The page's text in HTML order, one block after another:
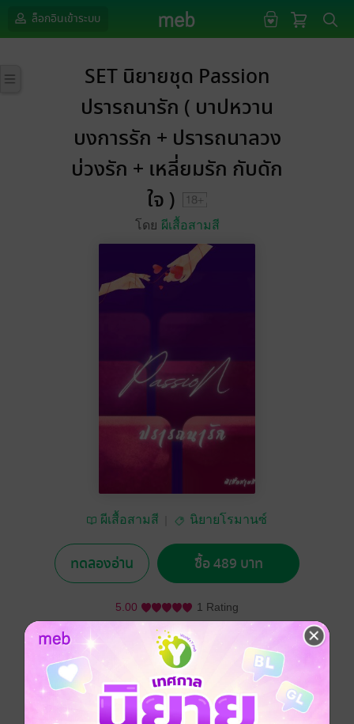
ล็อกอินเข้าระบบ
SET นิยายชุด Passion
ปรารถนารัก ( บาปหวาน
บงการรัก + ปรารถนาลวง
บ่วงรัก + เหลี่ยมรัก กับดัก
ใจ )
โดย ผีเสื้อสามสี
ผีเสื้อสามสี นิยายโรมานซ์
ทดลองอ่าน ซื้อ 489 บาท
5.00 1 Rating
อยากได้ ซื้อเป็นของขวัญ ติดตาม แชร์